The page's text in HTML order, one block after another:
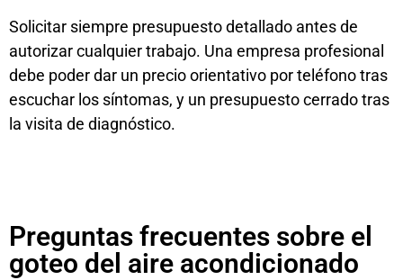
Solicitar siempre presupuesto detallado antes de
autorizar cualquier trabajo. Una empresa profesional
debe poder dar un precio orientativo por teléfono tras
escuchar los síntomas, y un presupuesto cerrado tras
la visita de diagnóstico.
Preguntas frecuentes sobre el
goteo del aire acondicionado